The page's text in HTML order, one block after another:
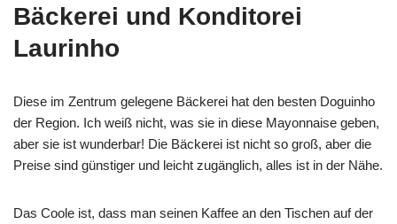
Bäckerei und Konditorei
Laurinho
Diese im Zentrum gelegene Bäckerei hat den besten Doguinho
der Region. Ich weiß nicht, was sie in diese Mayonnaise geben,
aber sie ist wunderbar! Die Bäckerei ist nicht so groß, aber die
Preise sind günstiger und leicht zugänglich, alles ist in der Nähe.
Das Coole ist, dass man seinen Kaffee an den Tischen auf der